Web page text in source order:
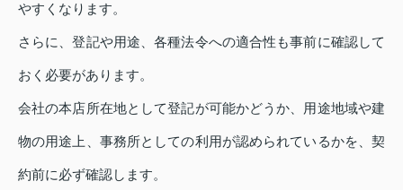
やすくなります。
さらに、登記や用途、各種法令への適合性も事前に確認して
おく必要があります。
会社の本店所在地として登記が可能かどうか、用途地域や建
物の用途上、事務所としての利用が認められているかを、契
約前に必ず確認します。